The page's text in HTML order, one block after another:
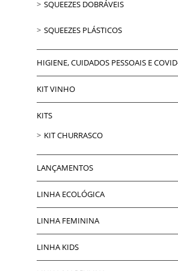
SQUEEZES DOBRÁVEIS
SQUEEZES PLÁSTICOS
HIGIENE, CUIDADOS PESSOAIS E
KIT VINHO
KITS
KIT CHURRASCO
LANÇAMENTOS
LINHA ECOLÓGICA
LINHA FEMININA
LINHA KIDS